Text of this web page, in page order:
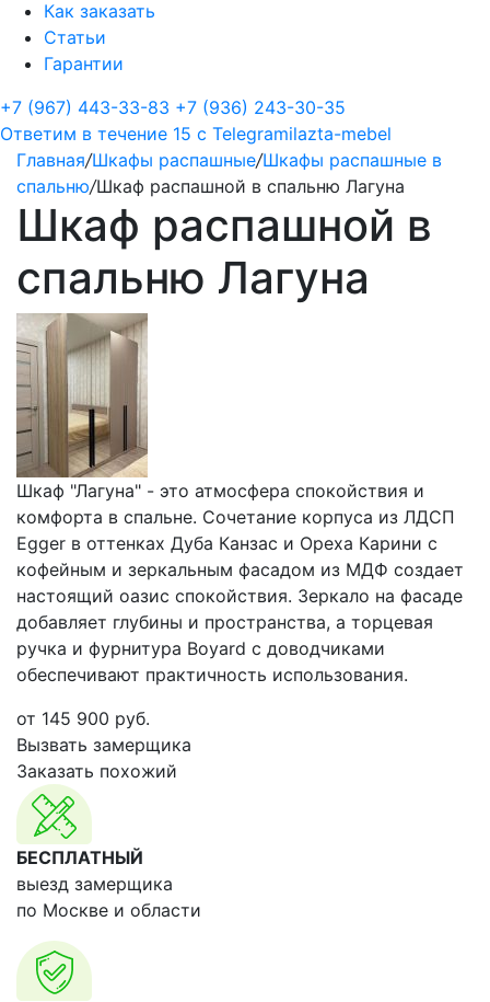
Как заказать
Статьи
Гарантии
+7 (967) 443-33-83 +7 (936) 243-30-35
Ответим в течение 15 с Telegramilazta-mebel
Главная/Шкафы распашные/Шкафы распашные в
спальню/Шкаф распашной в спальню Лагуна
Шкаф распашной в
спальню Лагуна
Шкаф "Лагуна" - это атмосфера спокойствия и
комфорта в спальне. Сочетание корпуса из ЛДСП
Egger в оттенках Дуба Канзас и Ореха Карини с
кофейным и зеркальным фасадом из МДФ создает
настоящий оазис спокойствия. Зеркало на фасаде
добавляет глубины и пространства, а торцевая
ручка и фурнитура Boyard с доводчиками
обеспечивают практичность использования.
от 145 900 руб.
Вызвать замерщика
Заказать похожий
БЕСПЛАТНЫЙ
выезд замерщика
по Москве и области